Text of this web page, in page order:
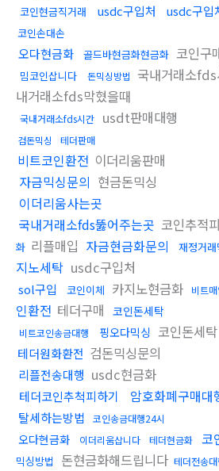
코인현금직거래 usdc구입처 usdc구입
코인손대손
오다현금화 골드바현금화현금화 코인구
밈코인삽니다 돈믹싱방법 국내거래소
내거래소fds막혔을때
국내거래소fds시간 usdt판매대행
검돈믹싱 테더판매
비트코인환전 이더리움판매
자금믹싱문의 현금돈믹싱
이더리움사는곳
국내거래소fds뚫어주는곳 코인추적
화 리플매입 자금현금화문의 재정거
지노세탁 usdc구입처
sol구입 코인이체 카지노현금화 비트
인환전 테더구매 코인돈세탁
비트코인송금대행 핑오다믹싱 코인돈세탁
테더원화환전 검돈믹싱문의
리플전송대행 usdc현금화
테더코인추척피하기 암호화폐구매대
탈세하는방법
코인송금대행24시
오다현금화 이더리움삽니다 테더현금화 코
믹싱방법
돈현금화해드립니다 테더전송대